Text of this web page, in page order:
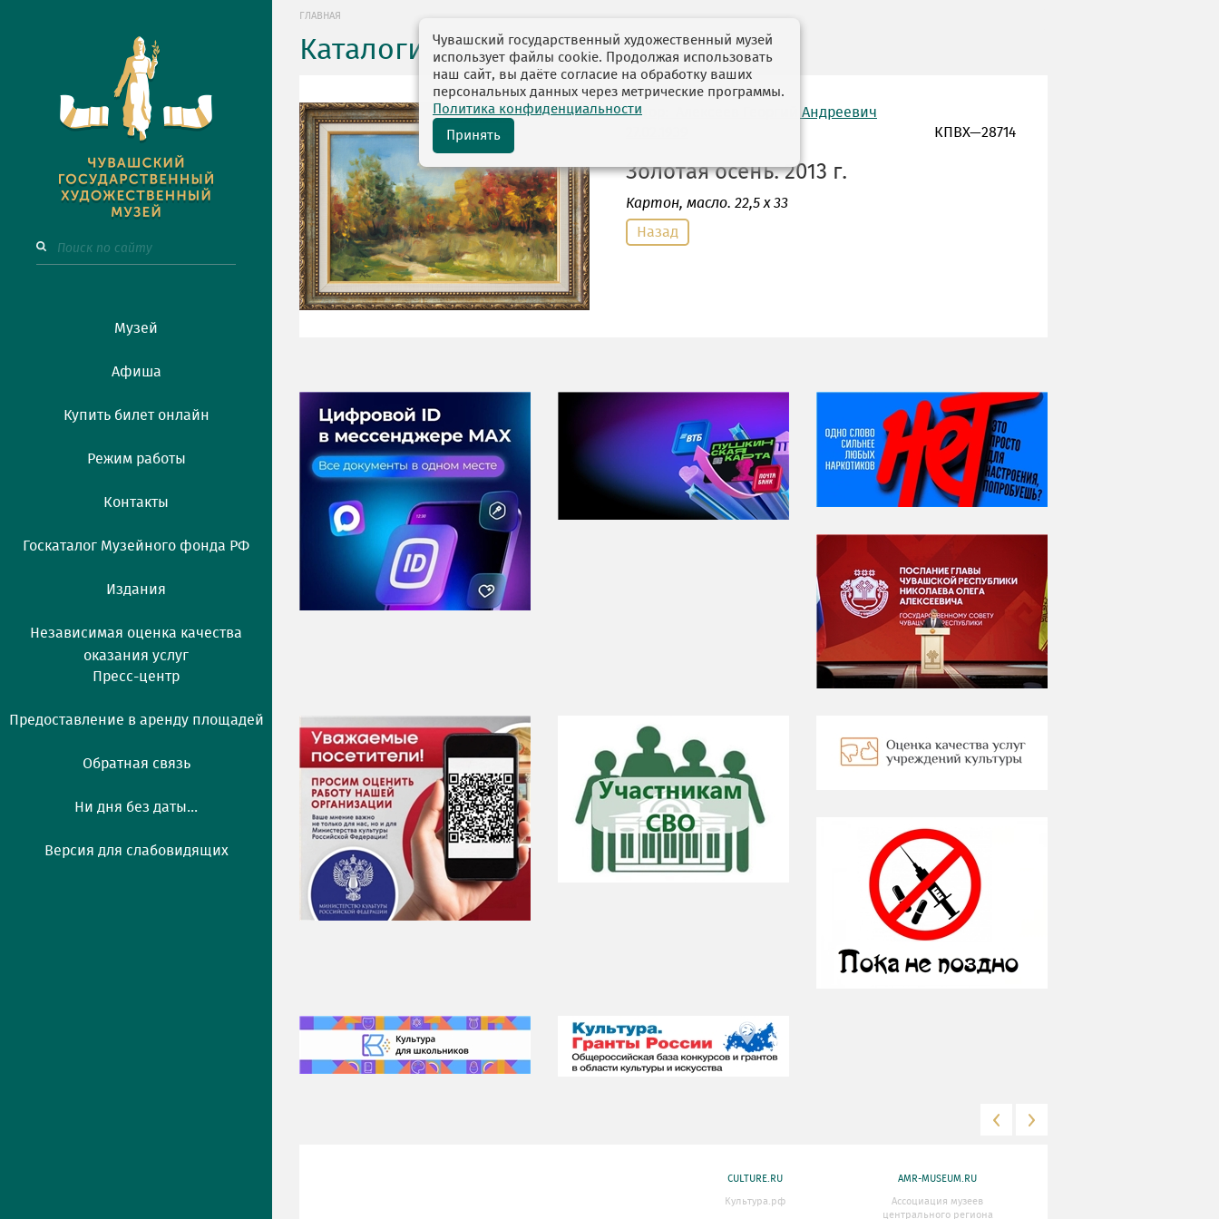
Музей
Афиша
Купить билет онлайн
Режим работы
Контакты
Госкаталог Музейного фонда РФ
Издания
Независимая оценка качества
оказания услуг
Пресс-центр
Предоставление в аренду площадей
Обратная связь
Ни дня без даты...
Версия для слабовидящих
ГЛАВНАЯ
Каталоги выставок
автор: Алексеев Георгий Андреевич
КПВХ—28714
Золотая осень. 2013 г.
Картон, масло. 22,5 х 33
Назад
НИ ДНЯ БЕЗ ДАТЫ...
07 августа
Я встретил вас – и
всё былое...
CULTURE.RU
Культура.рф
AMR-MUSEUM.RU
Ассоциация музеев
центрального региона
Чувашский государственный художественный музей
использует файлы cookie. Продолжая использовать
наш сайт, вы даёте согласие на обработку ваших
персональных данных через метрические программы.
Политика конфиденциальности
Принять